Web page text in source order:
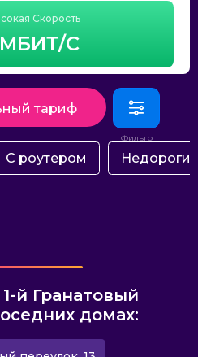
Скорость
МБИТ/С
тариф
С роутером Недорогие
й Гранатовый
домах: